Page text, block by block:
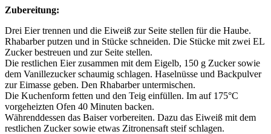
Zubereitung:
Drei Eier trennen und die Eiweiß zur Seite stellen für die Haube.
Rhabarber putzen und in Stücke schneiden. Die Stücke mit zwei EL
Zucker bestreuen und zur Seite stellen.
Die restlichen Eier zusammen mit dem Eigelb, 150 g Zucker sowie
dem Vanillezucker schaumig schlagen. Haselnüsse und Backpulver
zur Eimasse geben. Den Rhabarber untermischen.
Die Kuchenform fetten und den Teig einfüllen. Im auf 175°C
vorgeheizten Ofen 40 Minuten backen.
Währenddessen das Baiser vorbereiten. Dazu das Eiweiß mit dem
restlichen Zucker sowie etwas Zitronensaft steif schlagen.